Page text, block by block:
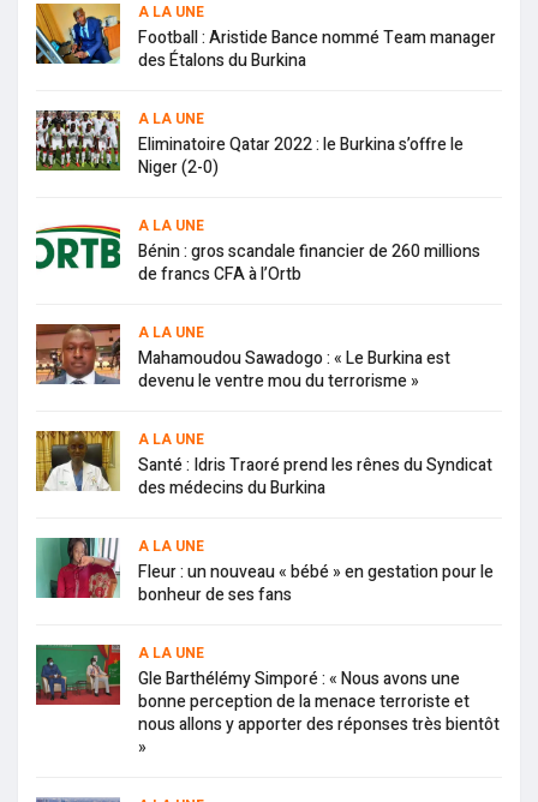
A LA UNE
Football : Aristide Bance nommé Team manager
des Étalons du Burkina
A LA UNE
Eliminatoire Qatar 2022 : le Burkina s’offre le
Niger (2-0)
A LA UNE
Bénin : gros scandale financier de 260 millions
de francs CFA à l’Ortb
A LA UNE
Mahamoudou Sawadogo : « Le Burkina est
devenu le ventre mou du terrorisme »
A LA UNE
Santé : Idris Traoré prend les rênes du Syndicat
des médecins du Burkina
A LA UNE
Fleur : un nouveau « bébé » en gestation pour le
bonheur de ses fans
A LA UNE
Gle Barthélémy Simporé : « Nous avons une
bonne perception de la menace terroriste et
nous allons y apporter des réponses très bientôt
»